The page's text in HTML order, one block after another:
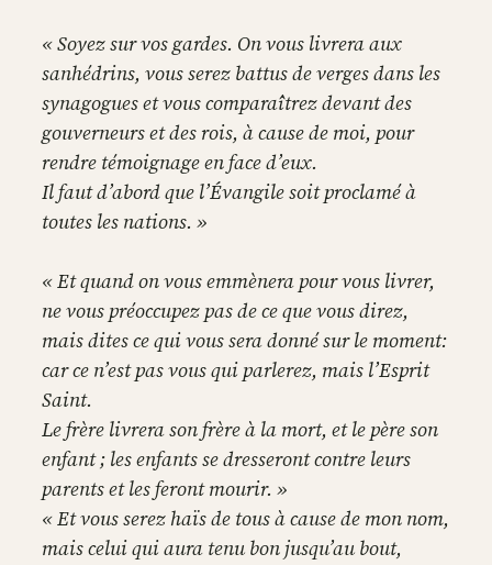
« Soyez sur vos gardes. On vous livrera aux
sanhédrins, vous serez battus de verges dans les
synagogues et vous comparaîtrez devant des
gouverneurs et des rois, à cause de moi, pour
rendre témoignage en face d’eux.
Il faut d’abord que l’Évangile soit proclamé à
toutes les nations. »
« Et quand on vous emmènera pour vous livrer,
ne vous préoccupez pas de ce que vous direz,
mais dites ce qui vous sera donné sur le moment:
car ce n’est pas vous qui parlerez, mais l’Esprit
Saint.
Le frère livrera son frère à la mort, et le père son
enfant ; les enfants se dresseront contre leurs
parents et les feront mourir. »
« Et vous serez haïs de tous à cause de mon nom,
mais celui qui aura tenu bon jusqu’au bout,